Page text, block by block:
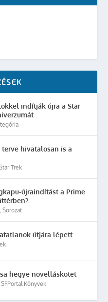
indítják újra a Star
terve hivatalosan is a
Trek
újraindítást a Prime
,Sorozat
útjára lépett
hegye novelláskötet
SFPortal Könyvek